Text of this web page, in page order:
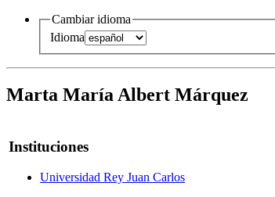
Cambiar idioma
Idioma
Marta María Albert Márquez
Instituciones
Universidad Rey Juan Carlos